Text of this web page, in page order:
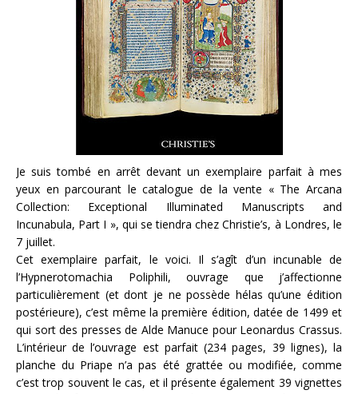
Je suis tombé en arrêt devant un exemplaire parfait à mes
yeux en parcourant le catalogue de la vente « The Arcana
Collection: Exceptional Illuminated Manuscripts and
Incunabula, Part I », qui se tiendra chez Christie’s, à Londres, le
7 juillet.
Cet exemplaire parfait, le voici. Il s’agît d’un incunable de
l’Hypnerotomachia Poliphili, ouvrage que j’affectionne
particulièrement (et dont je ne possède hélas qu’une édition
postérieure), c’est même la première édition, datée de 1499 et
qui sort des presses de Alde Manuce pour Leonardus Crassus.
L’intérieur de l’ouvrage est parfait (234 pages, 39 lignes), la
planche du Priape n’a pas été grattée ou modifiée, comme
c’est trop souvent le cas, et il présente également 39 vignettes